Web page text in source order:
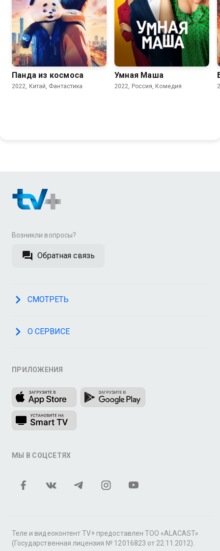
6.3 4.2
Панда из космоса
2022, Китай, Фантастика
6.0
Умная Маша
2022, Россия, Комедия
Возникли вопросы?
Обратная связь
СМОТРЕТЬ
О СЕРВИСЕ
ПРИЛОЖЕНИЯ
МЫ В СОЦСЕТЯХ
Теле и видеоконтент TV+ предоставлен ТОО «ALACAST»
(Государственная лицензия № 12016823 от 22.11.2012).